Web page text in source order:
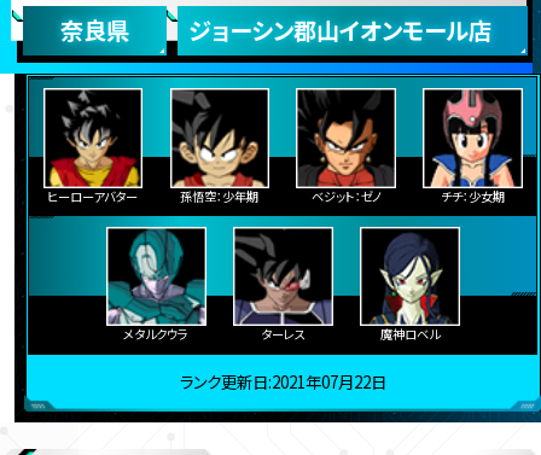
奈良県 ジョーシン郡山イオンモール店
ヒーローアバター 孫悟空：少年期 ベジット：ゼノ チチ：少女期
メタルクウラ ターレス 魔神ロベル
ランク更新日:2021年07月22日